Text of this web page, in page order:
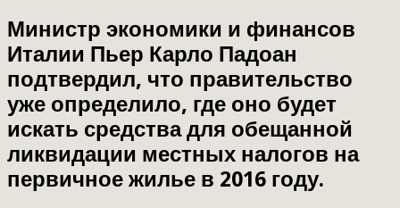
Министр экономики и финансов
Италии Пьер Карло Падоан
подтвердил, что правительство
уже определило, где оно будет
искать средства для обещанной
ликвидации местных налогов на
первичное жилье в 2016 году.